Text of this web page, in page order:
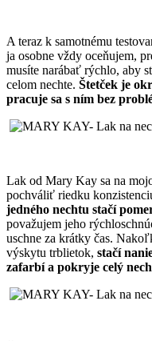
A teraz k samotnému
ja osobne vždy oceňujem,
musíte narábať rýchlo, aby
celom nechte. Štetček je
pracuje sa s ním bez
Lak od Mary Kay sa na
pochváliť riedku
jedného nechtu stačí
považujem jeho
uschne za krátky čas.
výskytu trblietok, stačí
zafarbí a pokryje celý